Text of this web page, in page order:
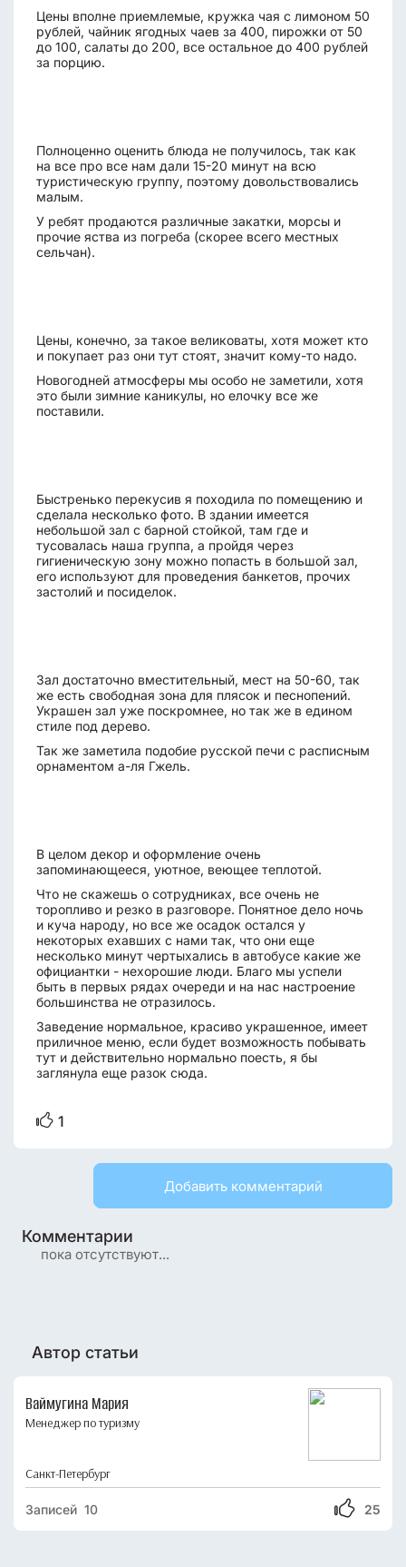
Цены вполне приемлемые, кружка чая с лимоном 50
рублей, чайник ягодных чаев за 400, пирожки от 50
до 100, салаты до 200, все остальное до 400 рублей
за порцию.
Полноценно оценить блюда не получилось, так как
на все про все нам дали 15-20 минут на всю
туристическую группу, поэтому довольствовались
малым.
У ребят продаются различные закатки, морсы и
прочие яства из погреба (скорее всего местных
сельчан).
Цены, конечно, за такое великоваты, хотя может кто
и покупает раз они тут стоят, значит кому-то надо.
Новогодней атмосферы мы особо не заметили, хотя
это были зимние каникулы, но елочку все же
поставили.
Быстренько перекусив я походила по помещению и
сделала несколько фото. В здании имеется
небольшой зал с барной стойкой, там где и
тусовалась наша группа, а пройдя через
гигиеническую зону можно попасть в большой зал,
его используют для проведения банкетов, прочих
застолий и посиделок.
Зал достаточно вместительный, мест на 50-60, так
же есть свободная зона для плясок и песнопений.
Украшен зал уже поскромнее, но так же в едином
стиле под дерево.
Так же заметила подобие русской печи с расписным
орнаментом а-ля Гжель.
В целом декор и оформление очень
запоминающееся, уютное, веющее теплотой.
Что не скажешь о сотрудниках, все очень не
торопливо и резко в разговоре. Понятное дело ночь
и куча народу, но все же осадок остался у
некоторых ехавших с нами так, что они еще
несколько минут чертыхались в автобусе какие же
официантки - нехорошие люди. Благо мы успели
быть в первых рядах очереди и на нас настроение
большинства не отразилось.
Заведение нормальное, красиво украшенное, имеет
приличное меню, если будет возможность побывать
тут и действительно нормально поесть, я бы
заглянула еще разок сюда.
1
Добавить комментарий
Комментарии
пока отсутствуют...
Автор статьи
Ваймугина Мария
Менеджер по туризму
Санкт-Петербург
25
Записей 10